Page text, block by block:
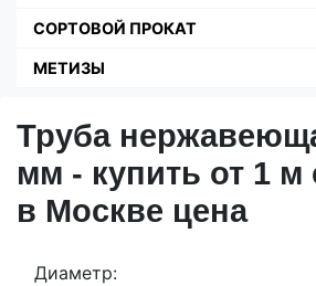
СОРТОВОЙ ПРОКАТ
МЕТИЗЫ
Труба
мм - купить от 1 м
в Москве цена
Диаметр: